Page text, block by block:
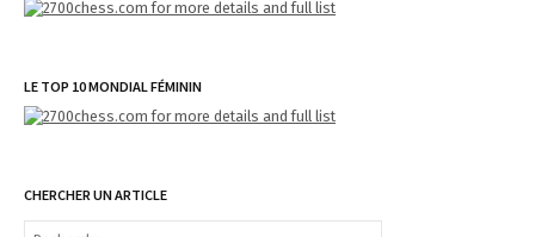
LE TOP 10 MONDIAL FÉMININ
CHERCHER UN ARTICLE
R